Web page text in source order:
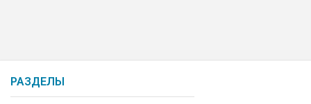
РАЗДЕЛЫ